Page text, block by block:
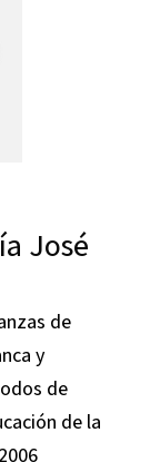
José
de
y
de
de la